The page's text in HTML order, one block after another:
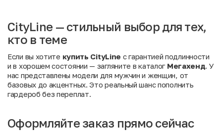
CityLine — стильный выбор для тех,
кто в теме
Если вы хотите купить CityLine с гарантией подлинности
и в хорошем состоянии — загляните в каталог Мегахенд . У
нас представлены модели для мужчин и женщин, от
базовых до акцентных. Это реальный шанс пополнить
гардероб без переплат.
Оформляйте заказ прямо сейчас